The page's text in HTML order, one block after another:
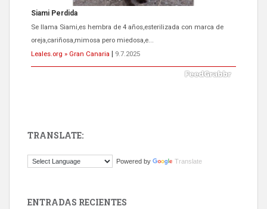
ADOPCIÓN URGENTE GATA TEROR GRAN CANARIA
El ayuntamiento se va a llevar a Los Gatos callejeros de la zona los
próximos días, ella incluida...
Leales.org » Gran Canaria
9.7.2025
Este gato macho ha aparecido en la calle hace menos de un mes,
TRANSLATE:
Powered by Translate
ENTRADAS RECIENTES